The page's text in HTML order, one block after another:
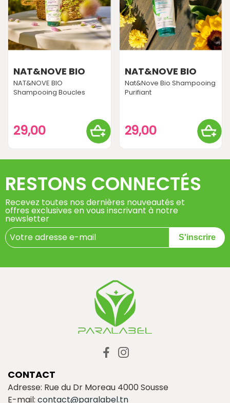
NAT&NOVE BIO
NAT&NOVE BIO
Shampooing Boucles
29,00
NAT&NOVE BIO
Nat&Nove Bio Shampooing
Purifiant
29,00
RESTONS CONNECTÉS
Recevez toutes nos dernières nouveautés et
offres exclusives en vous inscrivant à notre
newsletter
S'inscrire
CONTACT
Adresse: Rue du Dr Moreau 4000 Sousse
E-mail: contact@paralabel.tn